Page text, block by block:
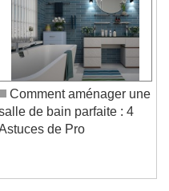
Comment aménager une
salle de bain parfaite : 4